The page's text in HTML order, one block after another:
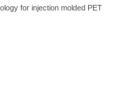
for injection molded PET